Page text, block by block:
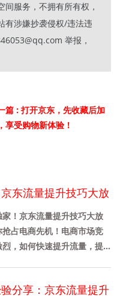
服务，不拥有所有权，
有涉嫌抄袭侵权/违法违
举报，
篇 : 打开京东，先收藏后加
享受购物新体验！
东流量提升技巧大放
抢占电商先机！
！京东流量提升技巧大放
占电商先机！电商市场竞
，如何快速提升流量，提
分享：京东流量提升